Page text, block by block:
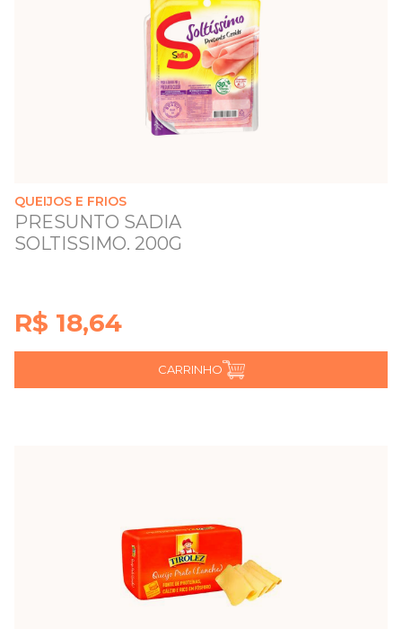
QUEIJOS E FRIOS
PRESUNTO SADIA
SOLTISSIMO. 200G
R$ 18,64
CARRINHO